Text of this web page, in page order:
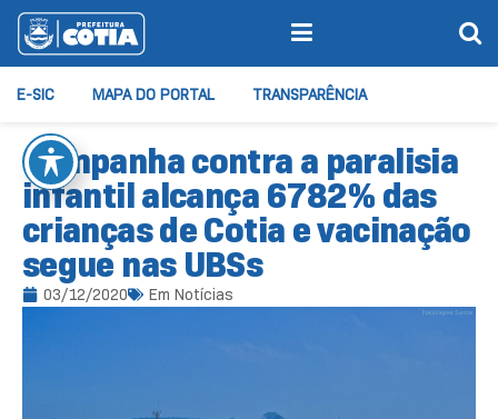
E-SIC MAPA DO PORTAL TRANSPARÊNCIA
Campanha contra a paralisia
infantil alcança 6782% das
crianças de Cotia e vacinação
segue nas UBSs
03/12/2020 Em Notícias